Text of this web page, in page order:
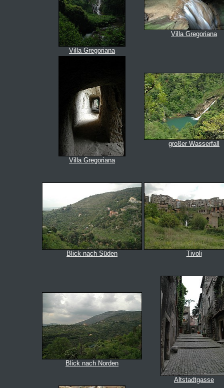
Villa Gregoriana
Villa Gregoriana
Villa Gregoriana
großer Wasserfall
Blick nach Süden Tivoli
Blick nach Norden
Altstadtgasse